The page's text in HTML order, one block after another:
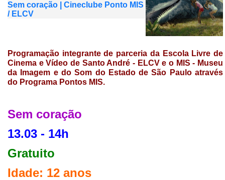
Sem coração | Cineclube Ponto MIS
/ ELCV
Programação integrante de parceria da Escola Livre de
Cinema e Vídeo de Santo André - ELCV e o MIS - Museu
da Imagem e do Som do Estado de São Paulo através
do Programa Pontos MIS.
Sem coração
13.03 - 14h
Gratuito
Idade: 12 anos